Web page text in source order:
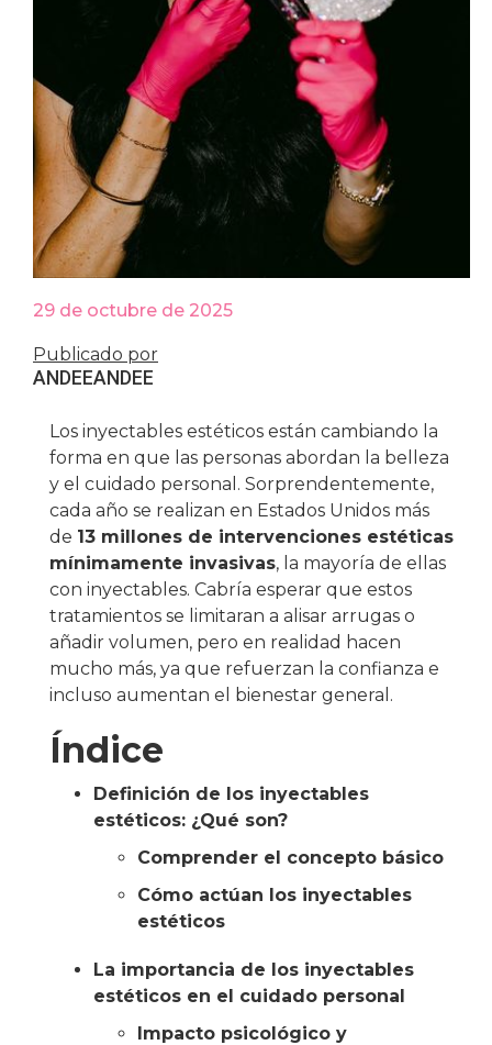
29 de octubre de 2025
Publicado por
ANDEEANDEE
Los inyectables estéticos están cambiando la
forma en que las personas abordan la belleza
y el cuidado personal. Sorprendentemente,
cada año se realizan en Estados Unidos más
de 13 millones de intervenciones estéticas
mínimamente invasivas, la mayoría de ellas
con inyectables. Cabría esperar que estos
tratamientos se limitaran a alisar arrugas o
añadir volumen, pero en realidad hacen
mucho más, ya que refuerzan la confianza e
incluso aumentan el bienestar general.
Índice
Definición de los inyectables
estéticos: ¿Qué son?
Comprender el concepto básico
Cómo actúan los inyectables
estéticos
La importancia de los inyectables
estéticos en el cuidado personal
Impacto psicológico y